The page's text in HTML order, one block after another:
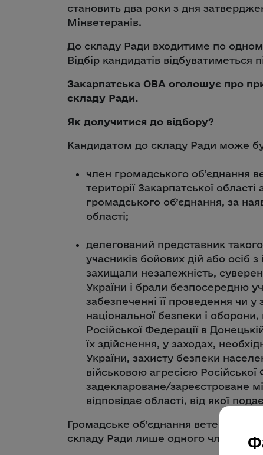
становить два роки з дня
Мінветеранів.
До складу Ради входитиме по
Відбір кандидатів відбуватиметься
Закарпатська ОВА оголошує про
складу Ради.
Як долучитися до відбору?
Кандидатом до складу Ради може
член громадського об’єднання
території Закарпатської
громадського об’єднання, за
області;
делегований представник
учасників бойових дій або осіб з
захищали незалежність,
України і брали безпосередню
забезпеченні її проведення чи у
національної безпеки і оборони,
Російської Федерації в
їх здійснення, у заходах,
України, захисту безпеки
військовою агресією Російської
задеклароване/зареєстроване
відповідає області, від якої
Громадське об’єднання ветеранів
складу Ради лише одного члена